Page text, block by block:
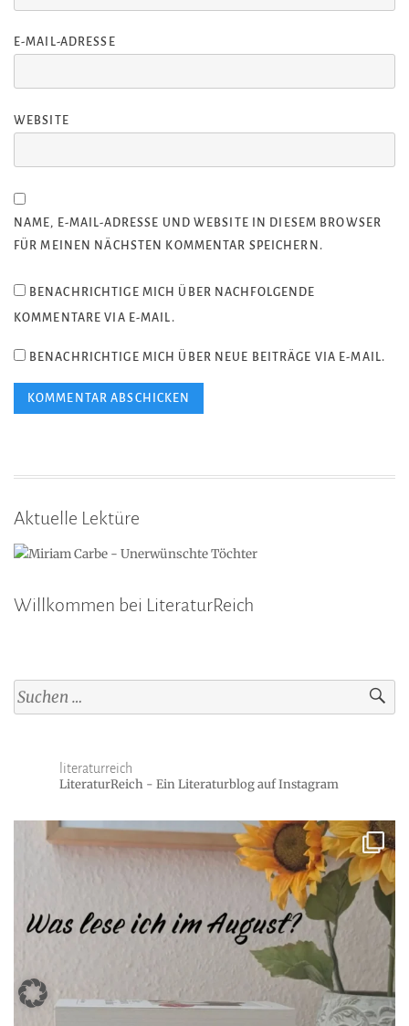
E-MAIL-ADRESSE
WEBSITE
NAME, E-MAIL-ADRESSE UND WEBSITE IN DIESEM BROWSER
FÜR MEINEN NÄCHSTEN KOMMENTAR SPEICHERN.
BENACHRICHTIGE MICH ÜBER NACHFOLGENDE
KOMMENTARE VIA E-MAIL.
BENACHRICHTIGE MICH ÜBER NEUE BEITRÄGE VIA E-MAIL.
Aktuelle Lektüre
Willkommen bei LiteraturReich
Suchen
nach:
literaturreich
LiteraturReich - Ein Literaturblog auf Instagram